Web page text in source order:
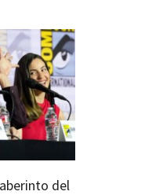
del